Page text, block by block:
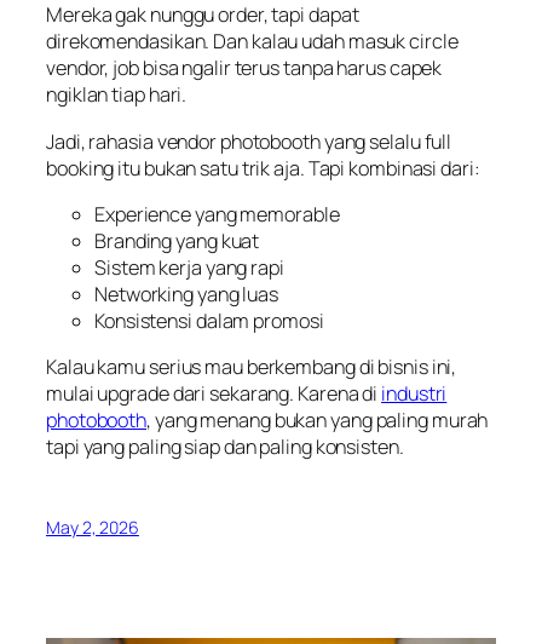
Mereka gak nunggu order, tapidapat
direkomendasikan. Dan kalau udah masuk circle
vendor, job bisa ngalir terus tanpa harus capek
ngiklan tiap hari.
Jadi, rahasia vendor photobooth yang selalu full
booking itu bukan satu trik aja. Tapi kombinasi dari:
Experience yang memorable
Branding yang kuat
Sistem kerja yang rapi
Networking yang luas
Konsistensi dalam promosi
Kalau kamu serius mau berkembang di bisnis ini,
mulai upgrade dari sekarang. Karena di industri
photobooth, yang menang bukan yang paling murah
tapi yang paling siap dan paling konsisten.
May 2, 2026